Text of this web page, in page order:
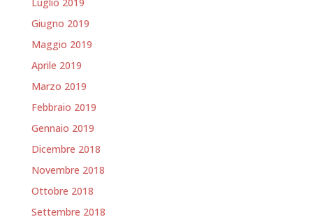
Giugno 2019
Maggio 2019
Aprile 2019
Marzo 2019
Febbraio 2019
Gennaio 2019
Dicembre 2018
Novembre 2018
Ottobre 2018
Settembre 2018